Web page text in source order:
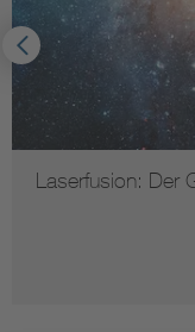
Laserfusion: Der